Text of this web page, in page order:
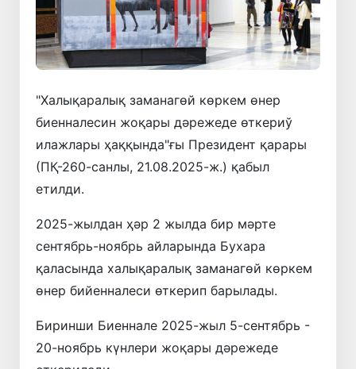
"Халықаралық заманагөй көркем өнер
биенналесин жоқары дәрежеде өткериў
илажлары ҳаққында"ғы Президент қарары
(ПҚ-260-санлы, 21.08.2025-ж.) қабыл
етилди.
2025-жылдан ҳәр 2 жылда бир мәрте
сентябрь-ноябрь айларында Бухара
қаласында халықаралық заманагөй көркем
өнер бийенналеси өткерип барылады.
Биринши Биеннале 2025-жыл 5-сентябрь -
20-ноябрь күнлери жоқары дәрежеде